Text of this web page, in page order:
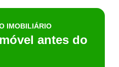
IMOBILIÁRIO
antes do